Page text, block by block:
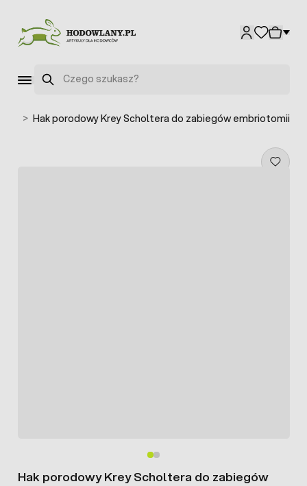
Szukaj
> Hak porodowy Krey Scholtera do zabiegów embriotomii
Hak porodowy Krey Scholtera do zabiegów